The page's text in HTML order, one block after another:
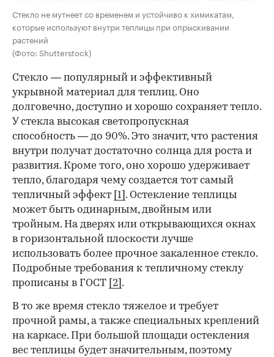
Стекло не мутнеет со временем и устойчиво к химикатам,
которые используют внутри теплицы при опрыскивании
растений
(Фото: Shutterstock)
Стекло — популярный и эффективный
укрывной материал для теплиц. Оно
долговечно, доступно и хорошо сохраняет тепло.
У стекла высокая светопропускная
способность — до 90%. Это значит, что растения
внутри получат достаточно солнца для роста и
развития. Кроме того, оно хорошо удерживает
тепло, благодаря чему создается тот самый
тепличный эффект [1] . Остекление теплицы
может быть одинарным, двойным или
тройным. На дверях или открывающихся окнах
в горизонтальной плоскости лучше
использовать более прочное закаленное стекло.
Подробные требования к тепличному стеклу
прописаны в ГОСТ [2] .
В то же время стекло тяжелое и требует
прочной рамы, а также специальных креплений
на каркасе. При большой площади остекления
вес теплицы будет значительным, поэтому